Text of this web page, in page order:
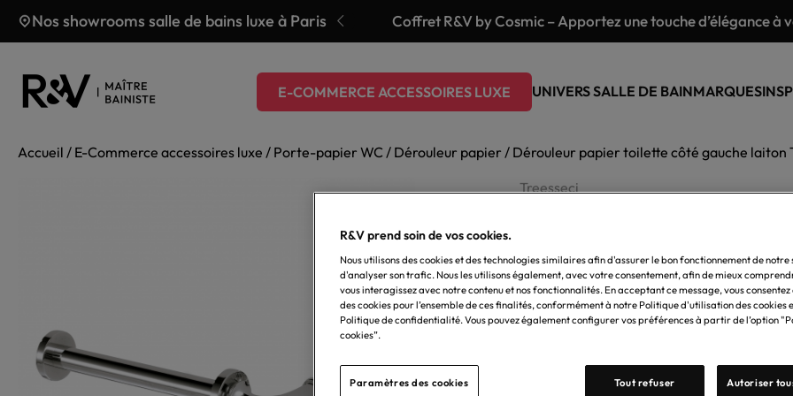
Nos showrooms salle de bains luxe à Paris
jusqu’au 31 juillet Coffret R&V by Cosmic – Apportez une touche d’élégance à
E-COMMERCE ACCESSOIRES LUXE UNIVERS SALLE DE BAINMARQUES
Accueil / E-Commerce accessoires luxe / Porte-papier WC/ Dérouleur papier / Dérouleur papier toilette côté gauche laiton
Treesseci
Dérouleur papier toilette
Dérouleur papier toilette côté gauche,
en laiton, au style classique, idéal pour une
R&V prend soin de vos cookies.
Nous utilisons des cookies et des technologies similaires afin d'assurer le bon fonctionnement de notre
d'analyser son trafic. Nous les utilisons également, avec votre consentement, afin de mieux
vous interagissez avec notre contenu et nos fonctionnalités. En acceptant ce message, vous
des cookies pour l’ensemble de ces finalités, conformément à notre Politique d'utilisation des cookies
Politique de confidentialité. Vous pouvez également configurer vos préférences à partir de l’option
cookies”.
Tout refuser Autoriser
Paramètres des cookies